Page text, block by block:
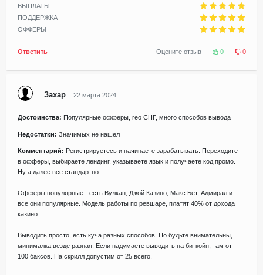
ВЫПЛАТЫ
ПОДДЕРЖКА
ОФФЕРЫ
Ответить Оцените отзыв 0 0
Захар 22 марта 2024
Достоинства: Популярные офферы, гео СНГ, много способов вывода
Недостатки: Значимых не нашел
Комментарий: Регистрируетесь и начинаете зарабатывать. Переходите
в офферы, выбираете лендинг, указываете язык и получаете код промо.
Ну а далее все стандартно.
Офферы популярные - есть Вулкан, Джой Казино, Макс Бет, Адмирал и
все они популярные. Модель работы по ревшаре, платят 40% от дохода
казино.
Выводить просто, есть куча разных способов. Но будьте внимательны,
минималка везде разная. Если надумаете выводить на биткойн, там от
100 баксов. На скрилл допустим от 25 всего.